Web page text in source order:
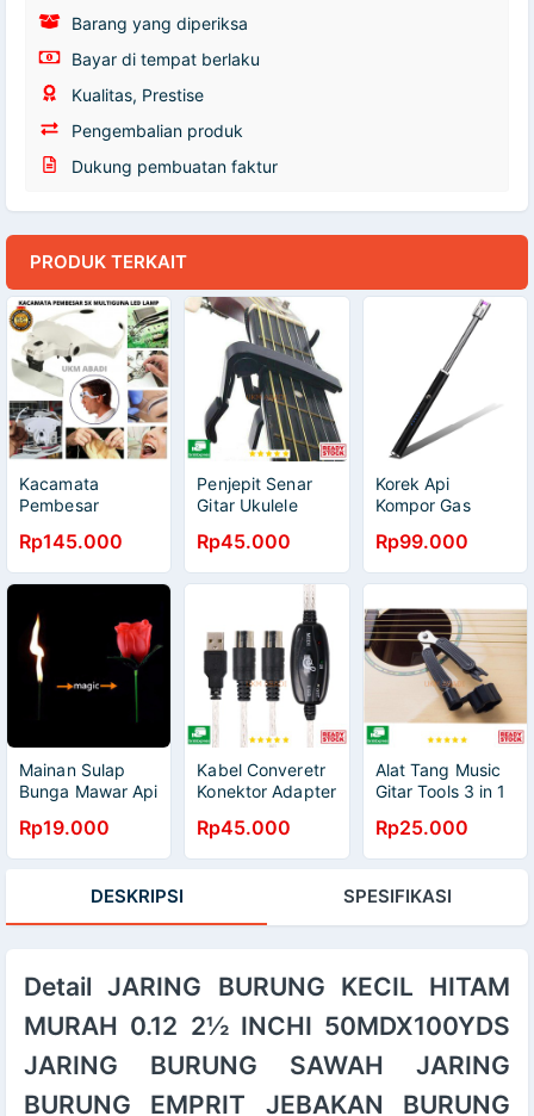
Barang yang diperiksa
Bayar di tempat berlaku
Kualitas, Prestise
Pengembalian produk
Dukung pembuatan faktur
PRODUK TERKAIT
Kacamata
Pembesar
Eyeglasses
Magnifier LED
9892B2 111157
Rp145.000
Penjepit Senar
Gitar Ukulele
Note Riser M556
Rp45.000
Korek Api
Kompor Gas
Pulse Gun
Plasma Lighter
ZR106
Rp99.000
Mainan Sulap
Bunga Mawar Api
Flower Magic
Trick 82120
Rp19.000
Kabel Converetr
Konektor Adapter
ke PC Laptop
USB AY03
Rp45.000
Alat Tang Music
Gitar Tools 3 in 1
Bridge Pins Puller
String Cutter
Rp25.000
DESKRIPSI SPESIFIKASI
Detail JARING BURUNG KECIL HITAM
MURAH 0.12 2½ INCHI 50MDX100YDS
JARING BURUNG SAWAH JARING
BURUNG EMPRIT JEBAKAN BURUNG